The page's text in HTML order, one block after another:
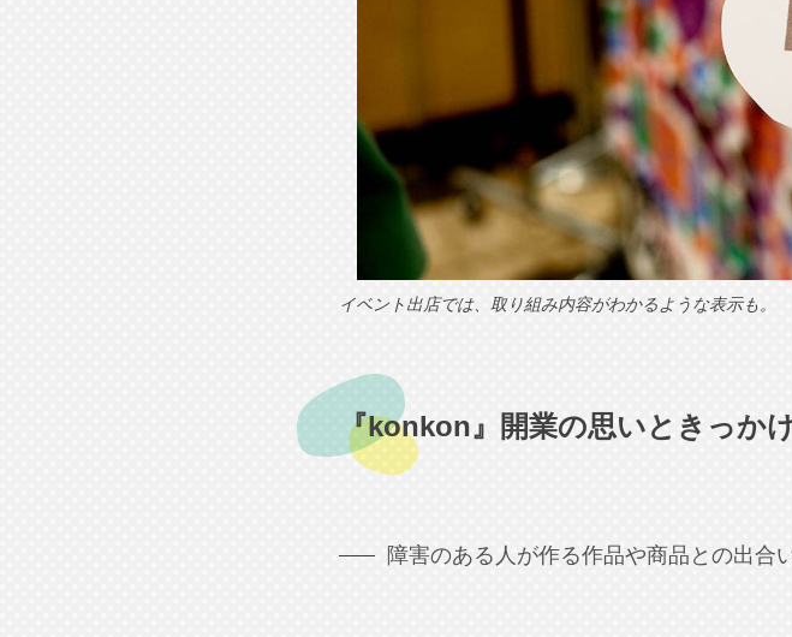
イベント出店では、取り組み内容がわかるような表示も。
『konkon』開業の思いときっか
障害のある人が作る作品や商品との出合